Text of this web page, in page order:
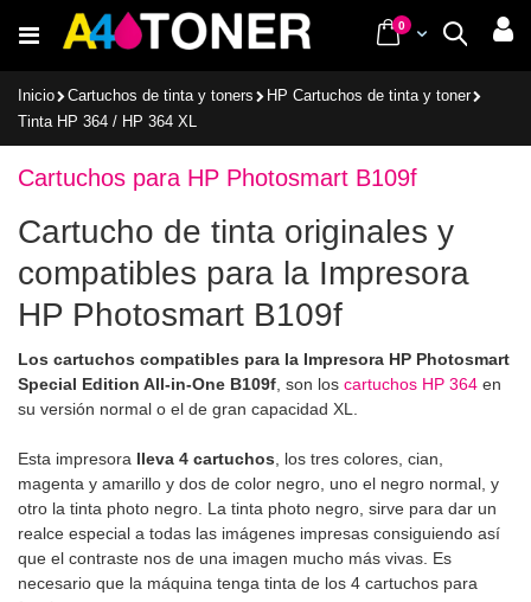
al
Buscar
Cart
0items
Inicio Cartuchos de tinta y toners
HP Cartuchos de tinta y toner
Tinta HP 364 / HP 364 XL
Cartuchos para HP Photosmart B109f
Cartucho de tinta originales y
compatibles para la Impresora
HP Photosmart B109f
Los cartuchos compatibles para la Impresora HP Photosmart
Special Edition All-in-One B109f , son los cartuchos HP 364 en
su versión normal o el de gran capacidad XL.
Esta impresora lleva 4 cartuchos , los tres colores, cian,
magenta y amarillo y dos de color negro, uno el negro normal, y
otro la tinta photo negro. La tinta photo negro, sirve para dar un
realce especial a todas las imágenes impresas consiguiendo así
que el contraste nos de una imagen mucho más vivas. Es
necesario que la máquina tenga tinta de los 4 cartuchos para